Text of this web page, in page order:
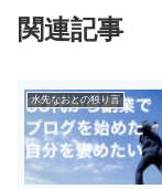
関連記事
水先なおとの独り言